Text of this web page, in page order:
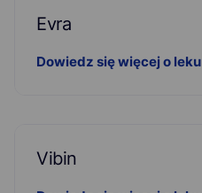
Evra
Dowiedz się więcej o leku
Vibin